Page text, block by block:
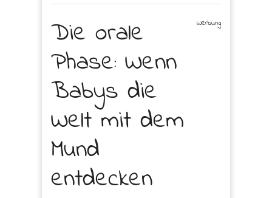
Die orale
Phase: Wenn
Babys die
Welt mit dem
Mund
entdecken
Werbung